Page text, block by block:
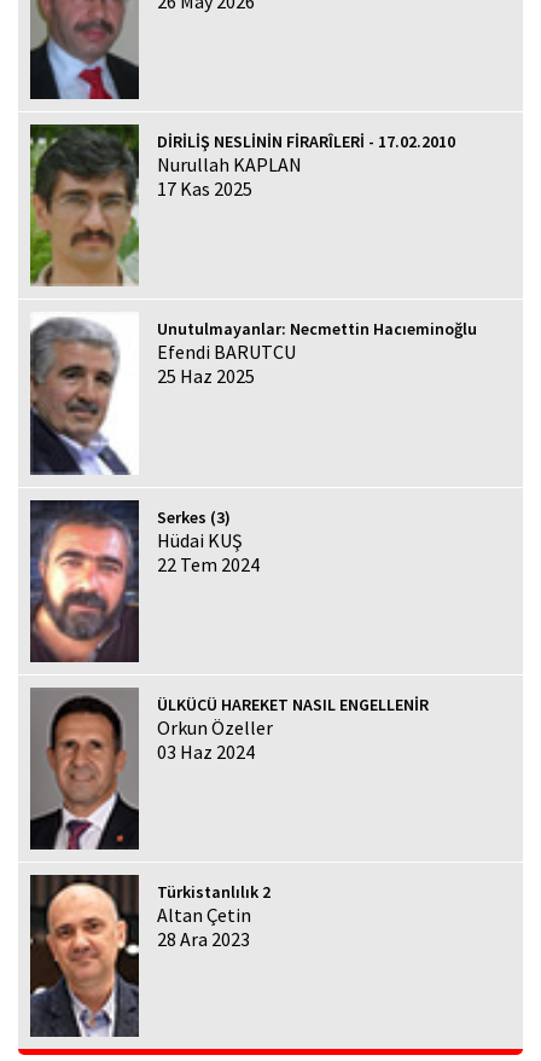
DİRİLİŞ NESLİNİN FİRARÎLERİ - 17.02.2010
Nurullah KAPLAN
17 Kas 2025
Unutulmayanlar: Necmettin Hacıeminoğlu
Efendi BARUTCU
25 Haz 2025
Serkes (3)
Hüdai KUŞ
22 Tem 2024
ÜLKÜCÜ HAREKET NASIL ENGELLENİR
Orkun Özeller
03 Haz 2024
Türkistanlılık 2
Altan Çetin
28 Ara 2023